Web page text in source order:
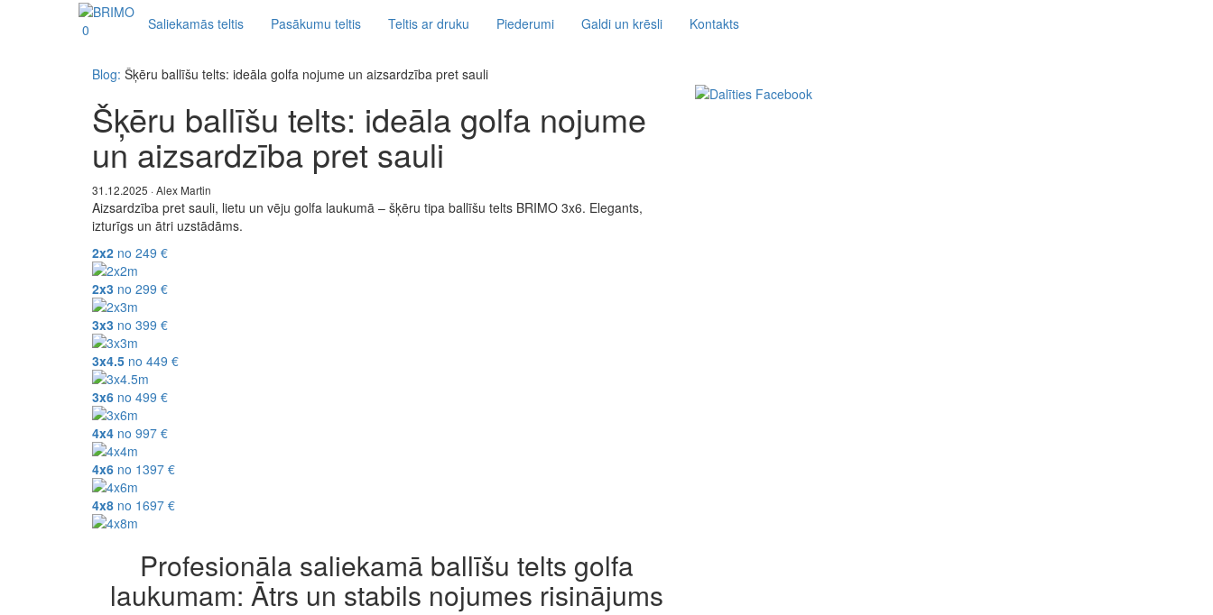
0 Saliekamās teltis Pasākumu teltis Teltis ar druku Piederumi Galdi un krēsli Kontakts
Blog: Šķēru ballīšu telts: ideāla golfa nojume un aizsardzība pret sauli
Šķēru ballīšu telts: ideāla golfa nojume
un aizsardzība pret sauli
31.12.2025 · Alex Martin
Aizsardzība pret sauli, lietu un vēju golfa laukumā – šķēru tipa ballīšu telts BRIMO 3x6. Elegants,
izturīgs un ātri uzstādāms.
2x2 no 249 €
2x3 no 299 €
3x3 no 399 €
3x4.5 no 449 €
3x6 no 499 €
4x4 no 997 €
4x6 no 1397 €
4x8 no 1697 €
Profesionāla saliekamā ballīšu telts golfa
laukumam: Ātrs un stabils nojumes risinājums